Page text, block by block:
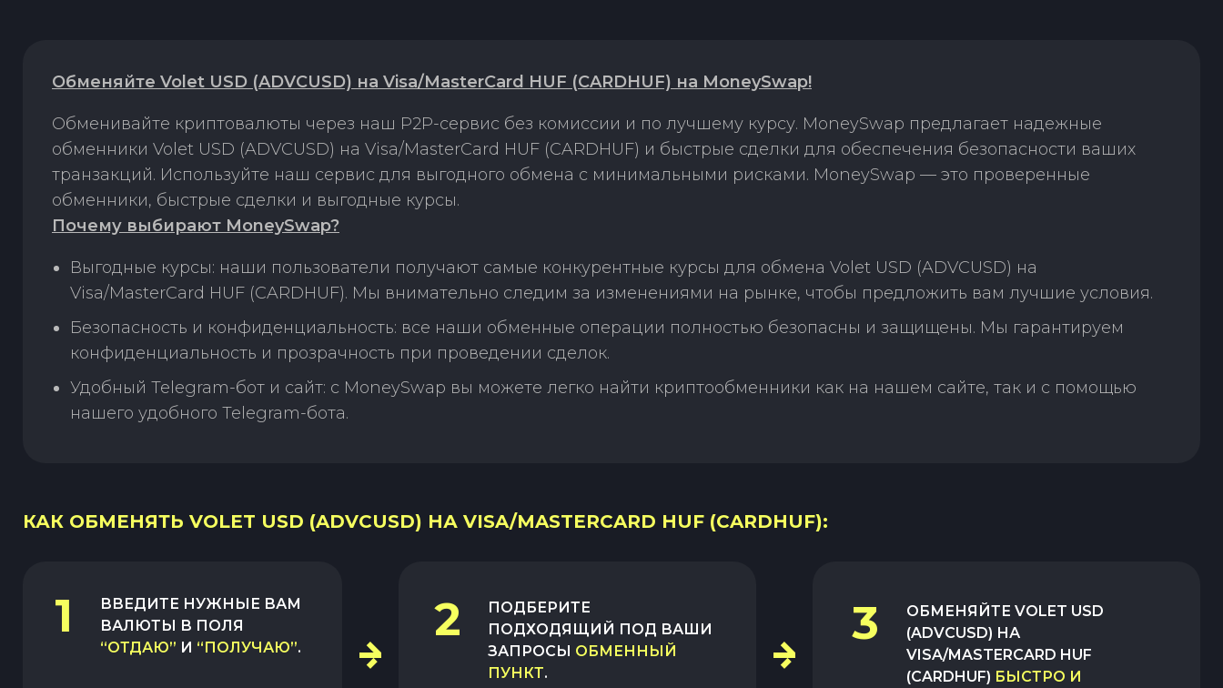
Обменяйте Volet USD (ADVCUSD) на Visa/MasterCard HUF (CARDHUF) на MoneySwap!
Обменивайте криптовалюты через наш P2P-сервис без комиссии и по лучшему курсу. MoneySwap предлагает надежные
обменники Volet USD (ADVCUSD) на Visa/MasterCard HUF (CARDHUF) и быстрые сделки для обеспечения безопасности ваших
транзакций. Используйте наш сервис для выгодного обмена с минимальными рисками. MoneySwap — это проверенные
обменники, быстрые сделки и выгодные курсы.
Почему выбирают MoneySwap?
Выгодные курсы: наши пользователи получают самые конкурентные курсы для обмена Volet USD (ADVCUSD) на
Visa/MasterCard HUF (CARDHUF). Мы внимательно следим за изменениями на рынке, чтобы предложить вам лучшие условия.
Безопасность и конфиденциальность: все наши обменные операции полностью безопасны и защищены. Мы гарантируем
конфиденциальность и прозрачность при проведении сделок.
Удобный Telegram-бот и сайт: с MoneySwap вы можете легко найти криптообменники как на нашем сайте, так и с помощью
нашего удобного Telegram-бота.
КАК ОБМЕНЯТЬ VOLET USD (ADVCUSD) НА VISA/MASTERCARD HUF (CARDHUF):
1
ВВЕДИТЕ НУЖНЫЕ ВАМ
ВАЛЮТЫ В ПОЛЯ
“ОТДАЮ” И “ПОЛУЧАЮ”.
2
ПОДБЕРИТЕ
ПОДХОДЯЩИЙ ПОД ВАШИ
ЗАПРОСЫ ОБМЕННЫЙ
ПУНКТ.
3 ОБМЕНЯЙТЕ VOLET USD
(ADVCUSD) НА
VISA/MASTERCARD HUF
(CARDHUF) БЫСТРО И